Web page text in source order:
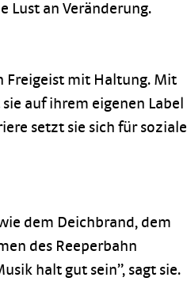
Lust an Veränderung.
Freigeist mit Haltung. Mit
auf ihrem eigenen Label
setzt sie sich für soziale
dem Deichbrand, dem
des Reeperbahn
halt gut sein”, sagt sie.